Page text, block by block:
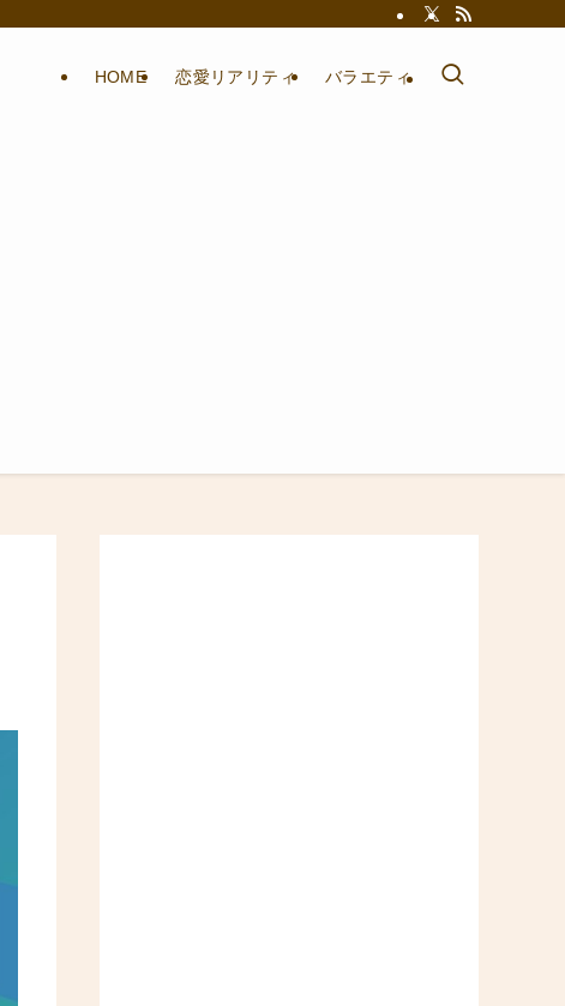
HOME 恋愛リアリティ バラエティ